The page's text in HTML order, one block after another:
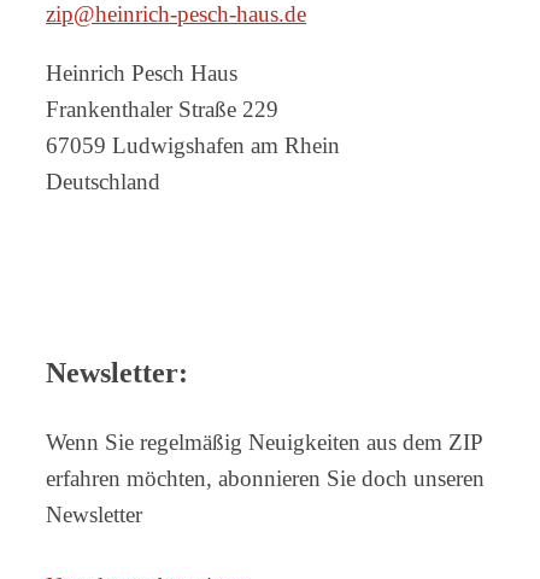
zip@heinrich-pesch-haus.de
Heinrich Pesch Haus
Frankenthaler Straße 229
67059 Ludwigshafen am Rhein
Deutschland
Newsletter:
Wenn Sie regelmäßig Neuigkeiten aus dem ZIP
erfahren möchten, abonnieren Sie doch unseren
Newsletter